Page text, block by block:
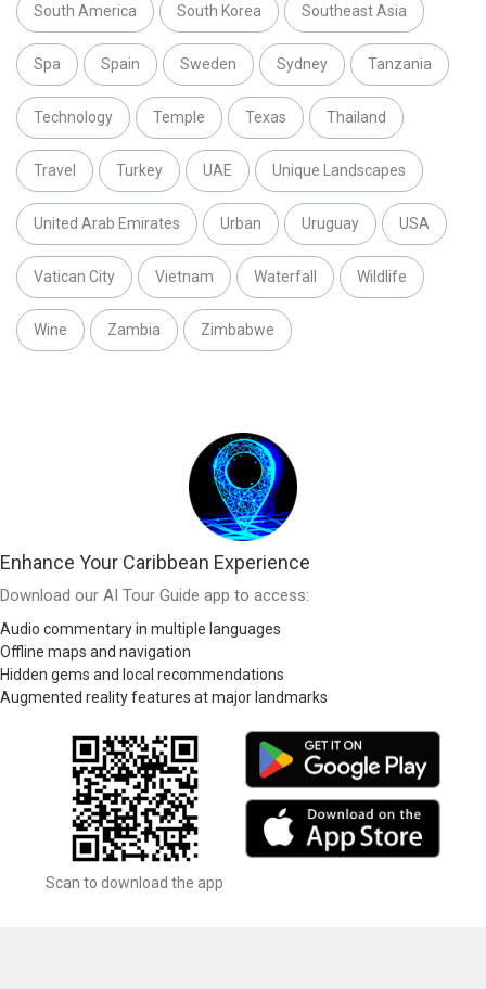
South America South Korea Southeast Asia
Spa Spain Sweden Sydney Tanzania
Technology Temple Texas Thailand
Travel Turkey UAE Unique Landscapes
United Arab Emirates Urban Uruguay USA
Vatican City Vietnam Waterfall Wildlife
Wine Zambia Zimbabwe
Enhance Your Caribbean Experience
Download our AI Tour Guide app to access:
Audio commentary in multiple languages
Offline maps and navigation
Hidden gems and local recommendations
Augmented reality features at major landmarks
Scan to download the app